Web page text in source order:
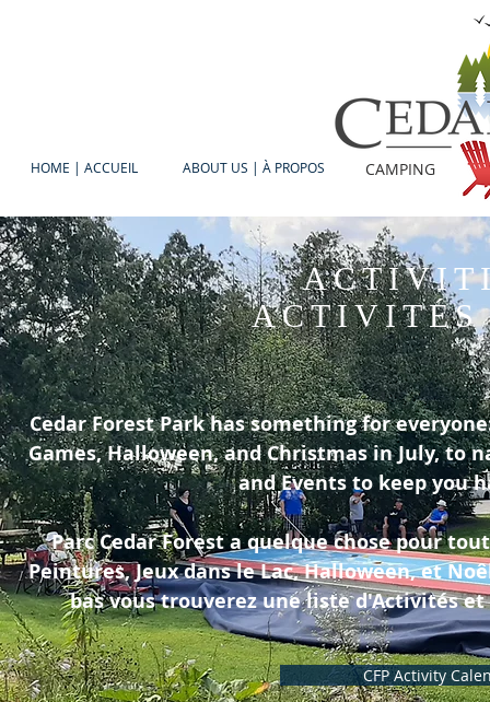
HOME | ACCUEIL ABOUT US | À PROPOS CAMPING
ACTIVITÉS
Cedar Forest Park has something for
Games, Halloween, and Christmas in July, to
and Events to keep you
Parc Cedar Forest a quelque chose pour
Peintures, Jeux dans le Lac, Halloween, et
bas vous trouverez une liste d'Activités
CFP Activity